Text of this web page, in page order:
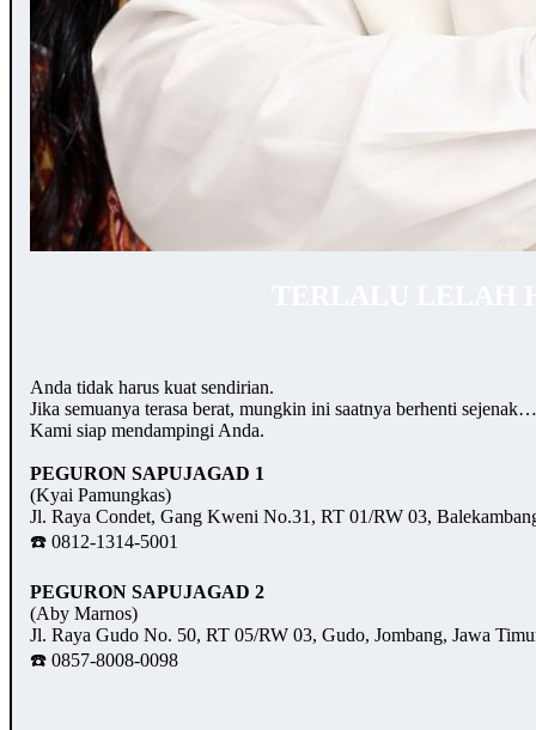
Anda tidak harus kuat sendirian.
Jika semuanya terasa berat, mungkin ini saatnya berhenti
Kami siap mendampingi Anda.
PEGURON SAPUJAGAD 1
(Kyai Pamungkas)
Jl. Raya Condet, Gang Kweni No.31, RT 01/RW 03,
☎️ 0812-1314-5001
PEGURON SAPUJAGAD 2
(Aby Marnos)
Jl. Raya Gudo No. 50, RT 05/RW 03, Gudo, Jombang, Jawa
☎️ 0857-8008-0098